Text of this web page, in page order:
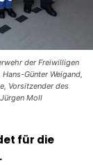
der Freiwilligen
Günter Weigand,
Vorsitzender des
Moll
für die